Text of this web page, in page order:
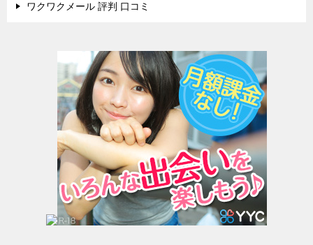
ワクワクメール 評判 口コミ